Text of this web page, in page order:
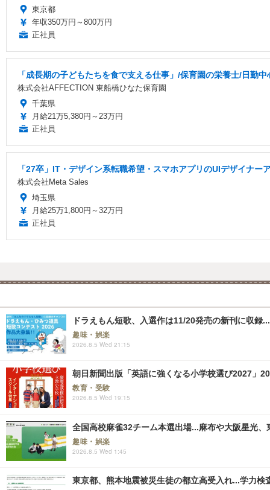
東京都
年収350万円～800万円
正社員
「成長期の子どもたちを食で支える仕事」/保育園の栄養士/日勤
株式会社AFFECTION 東船橋ひなた保育園
千葉県
月給21万5,380円～23万円
正社員
「27卒」IT・デザイン系転職希望・スマホアプリのUIデザイナ
株式会社Meta Sales
埼玉県
月給25万1,800円～32万円
正社員
ドラえもん短歌、入選作は11/20発売の新刊に収録
趣味・娯楽
2026.8.5 Wed 21:15
朝日新聞出版「英語に強くなる小学校選び2027」
教育・受験
2026.8.5 Wed 19:15
全国高校麻雀32チーム本選出場...麻布や大阪星光、
趣味・娯楽
2026.8.5 Wed 1:45
東京都、熊本地震被災生徒の都立高受入れ...学力検